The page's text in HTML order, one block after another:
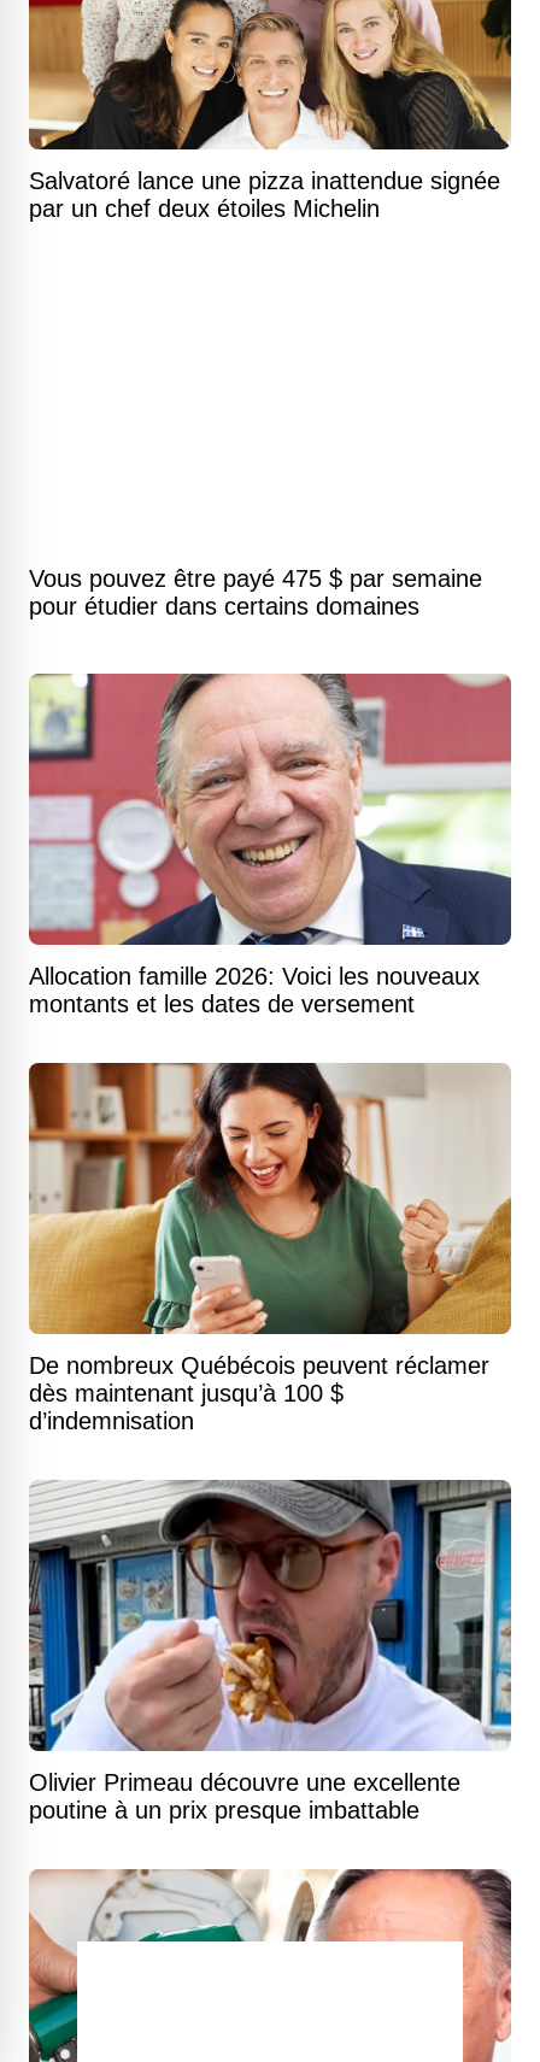
Salvatoré lance une pizza inattendue signée
par un chef deux étoiles Michelin
Vous pouvez être payé 475 $ par semaine
pour étudier dans certains domaines
Allocation famille 2026: Voici les nouveaux
montants et les dates de versement
De nombreux Québécois peuvent réclamer
dès maintenant jusqu’à 100 $
d’indemnisation
Olivier Primeau découvre une excellente
poutine à un prix presque imbattable